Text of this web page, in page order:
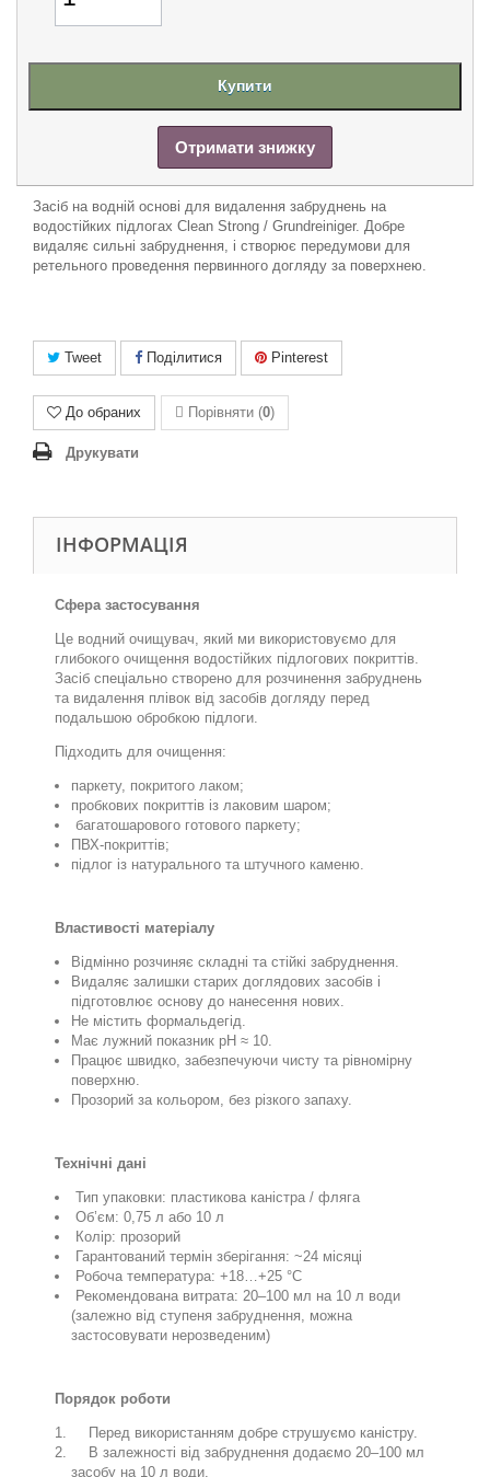
Купити
Отримати знижку
Засіб на водній основі для видалення забруднень на
водостійких підлогах Clean Strong / Grundreiniger. Добре
видаляє сильні забруднення, і створює передумови для
ретельного проведення первинного догляду за поверхнею.
Tweet Поділитися Pinterest
До обраних Порівняти (0)
Друкувати
ІНФОРМАЦІЯ
Сфера застосування
Це водний очищувач, який ми використовуємо для
глибокого очищення водостійких підлогових покриттів.
Засіб спеціально створено для розчинення забруднень
та видалення плівок від засобів догляду перед
подальшою обробкою підлоги.
Підходить для очищення:
паркету, покритого лаком;
пробкових покриттів із лаковим шаром;
багатошарового готового паркету;
ПВХ-покриттів;
підлог із натурального та штучного каменю.
Властивості матеріалу
Відмінно розчиняє складні та стійкі забруднення.
Видаляє залишки старих доглядових засобів і
підготовлює основу до нанесення нових.
Не містить формальдегід.
Має лужний показник pH ≈ 10.
Працює швидко, забезпечуючи чисту та рівномірну
поверхню.
Прозорий за кольором, без різкого запаху.
Технічні дані
Тип упаковки: пластикова каністра / фляга
Об’єм: 0,75 л або 10 л
Колір: прозорий
Гарантований термін зберігання: ~24 місяці
Робоча температура: +18…+25 °C
Рекомендована витрата: 20–100 мл на 10 л води
(залежно від ступеня забруднення, можна
застосовувати нерозведеним)
Порядок роботи
Перед використанням добре струшуємо каністру.
В залежності від забруднення додаємо 20–100 мл
засобу на 10 л води.